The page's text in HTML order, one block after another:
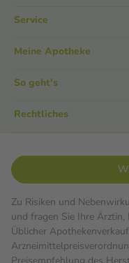
Service
Meine Apotheke
So geht's
Rechtliches
Zu Risiken und
und fragen Sie Ihre
Üblicher